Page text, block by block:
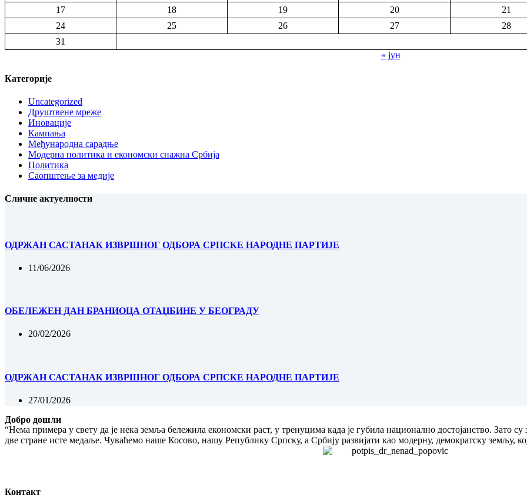
17
18 19 20 21
24
25 26 27 28
31
« јун
Категорије
Uncategorized
Друштвене мреже
Иновације
Кампања
Међународна сарадње
Модерна политика и економски снажна Србија
Политика
Саопштење за медије
Сличне актуелности
ОДРЖАН САСТАНАК ИЗВРШНОГ ОДБОРА СРПСКЕ НАРОДНЕ ПАРТИЈЕ
11/06/2026
ОБЕЛЕЖЕН ДАН БРАНИОЦА ОТАЏБИНЕ У БЕОГРАДУ
20/02/2026
ОДРЖАН САСТАНАК ИЗВРШНОГ ОДБОРА СРПСКЕ НАРОДНЕ ПАРТИЈЕ
27/01/2026
Добро дошли
“Нема примера у свету да је нека земља бележила економски раст, у тренуцима када је губила национално достојанство. Зато
две стране исте медаље. Чуваћемо наше Косово, нашу Републику Српску, а Србију развијати као модерну, демократску земљу,
Контакт